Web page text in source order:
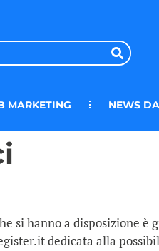
MARKETING NEWS
hanno a disposizione è
dedicata alla